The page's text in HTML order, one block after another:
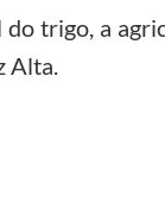
trigo, a
Alta.